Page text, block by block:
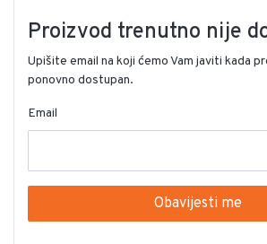
Proizvod trenutno nije
Upišite email na koji ćemo Vam javiti kada
ponovno dostupan.
Email
Obavijesti me